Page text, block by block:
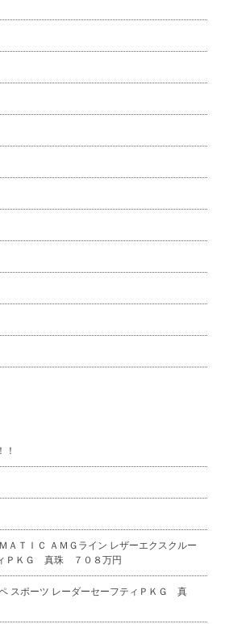
！
ＡＴＩＣ ＡＭＧライン レザーエクスクルー
ＰＫＧ 真珠 ７０８万円
スポーツ レーダーセーフティＰＫＧ 真